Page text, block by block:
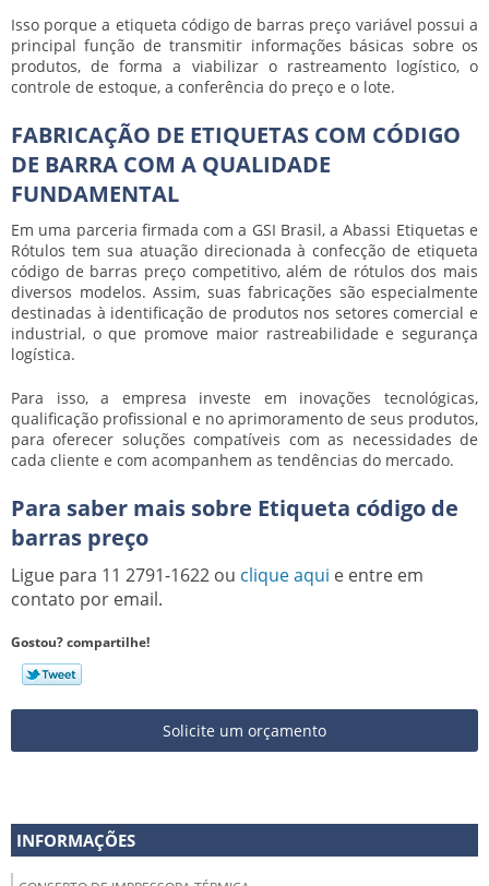
Isso porque a etiqueta código de barras preço variável possui a
principal função de transmitir informações básicas sobre os
produtos, de forma a viabilizar o rastreamento logístico, o
controle de estoque, a conferência do preço e o lote.
FABRICAÇÃO DE ETIQUETAS COM CÓDIGO
DE BARRA COM A QUALIDADE
FUNDAMENTAL
Em uma parceria firmada com a GSI Brasil, a Abassi Etiquetas e
Rótulos tem sua atuação direcionada à confecção de etiqueta
código de barras preço competitivo, além de rótulos dos mais
diversos modelos. Assim, suas fabricações são especialmente
destinadas à identificação de produtos nos setores comercial e
industrial, o que promove maior rastreabilidade e segurança
logística.
Para isso, a empresa investe em inovações tecnológicas,
qualificação profissional e no aprimoramento de seus produtos,
para oferecer soluções compatíveis com as necessidades de
cada cliente e com acompanhem as tendências do mercado.
Para saber mais sobre Etiqueta código de
barras preço
Ligue para 11 2791-1622 ou clique aqui e entre em
contato por email.
Gostou? compartilhe!
Solicite um orçamento
INFORMAÇÕES